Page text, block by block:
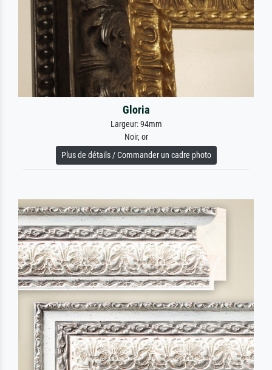
Gloria
Largeur: 94mm
Noir, or
Plus de détails / Commander un cadre photo